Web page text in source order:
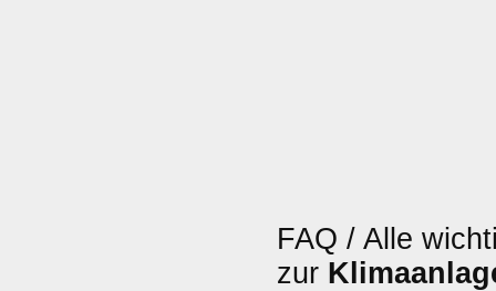
FAQ / Alle
zur